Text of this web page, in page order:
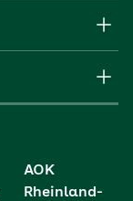
AOK
Rheinland-